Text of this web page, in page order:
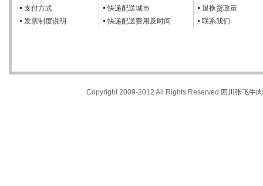
支付方式
发票制度说明
快递配送城市
快递配送费用及时间
退换货政策
联系我们
Copyright 2009-2012 All Rights Reserved 四川张飞牛